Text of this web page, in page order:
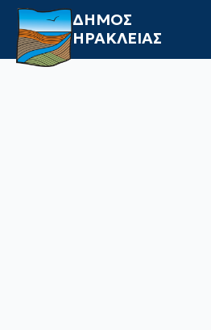
ΔΗΜΟΣ
ΗΡΑΚΛΕΙΑΣ